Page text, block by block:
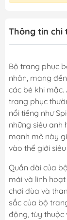
Thông tin chi
Bộ trang phục
nhân, mang
các bé khi
trang phục
nổi tiếng như
những siêu anh
mạnh mẽ này
vào thế giới
Quần dài của
mái và linh
chơi đùa và
sắc của bộ
động, tùy thuộc